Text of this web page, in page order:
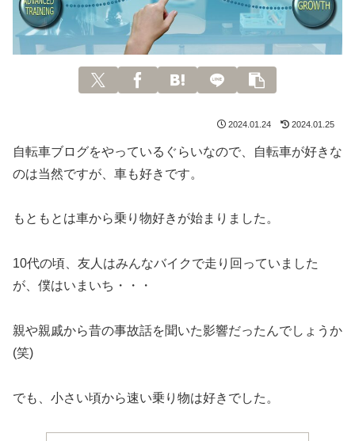
2024.01.24 2024.01.25
自転車ブログをやっているぐらいなので、自転車が好きな
のは当然ですが、車も好きです。
もともとは車から乗り物好きが始まりました。
10代の頃、友人はみんなバイクで走り回っていました
が、僕はいまいち・・・
親や親戚から昔の事故話を聞いた影響だったんでしょうか
(笑)
でも、小さい頃から速い乗り物は好きでした。